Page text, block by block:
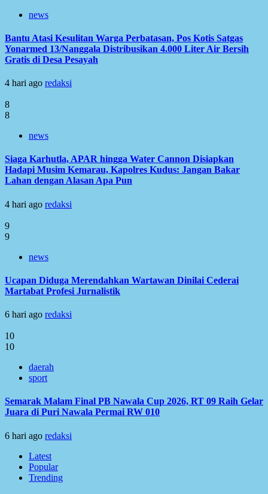
news
Bantu Atasi Kesulitan Warga Perbatasan, Pos Kotis Satgas
Yonarmed 13/Nanggala Distribusikan 4.000 Liter Air Bersih
Gratis di Desa Pesayah
4 hari ago redaksi
8
8
news
Siaga Karhutla, APAR hingga Water Cannon Disiapkan
Hadapi Musim Kemarau, Kapolres Kudus: Jangan Bakar
Lahan dengan Alasan Apa Pun
4 hari ago redaksi
9
9
news
Ucapan Diduga Merendahkan Wartawan Dinilai Cederai
Martabat Profesi Jurnalistik
6 hari ago redaksi
10
10
daerah
sport
Semarak Malam Final PB Nawala Cup 2026, RT 09 Raih Gelar
Juara di Puri Nawala Permai RW 010
6 hari ago redaksi
Latest
Popular
Trending